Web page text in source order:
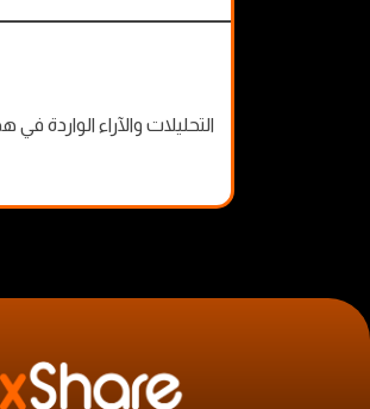
التحليلات والآراء الواردة